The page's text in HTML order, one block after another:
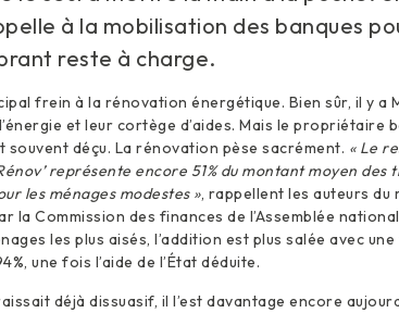
à la mobilisation des banques
reste à charge.
frein à la rénovation énergétique. Bien sûr, il y a
et leur cortège d’aides. Mais le propriétaire
souvent déçu. La rénovation pèse sacrément. « Le
représente encore 51% du montant moyen des
les ménages modestes », rappellent les auteurs
la Commission des finances de l’Assemblée
les plus aisés, l’addition est plus salée avec
une fois l’aide de l’État déduite.
déjà dissuasif, il l’est davantage encore